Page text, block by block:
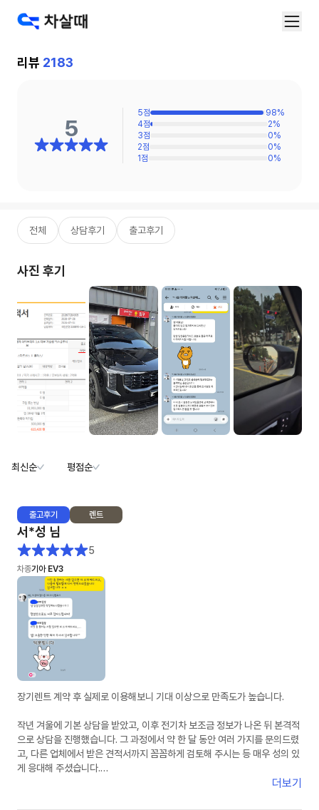
전체 상담후기 출고후기
리뷰 2183
5
1 점 0%
2점 0%
3점 0%
4점 2%
5점 98%
사진 후기
최신순 평점순
출고후기 렌트
서*성 님
5
차종기아 EV3
장기렌트 계약 후 실제로 이용해보니 기대 이상으로 만족도가 높습니다.
작년 겨울에 기본 상담을 받았고, 이후 전기차 보조금 정보가 나온 뒤 본격적
으로 상담을 진행했습니다. 그 과정에서 약 한 달 동안 여러 가지를 문의드렸
고, 다른 업체에서 받은 견적서까지 꼼꼼하게 검토해 주시는 등 매우 성의 있
게 응대해 주셨습니다.
더보기